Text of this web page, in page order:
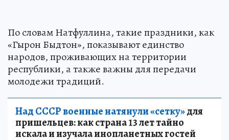
По словам Натфуллина, такие праздники, как
«Гырон Быдтон», показывают единство
народов, проживающих на территории
республики, а также важны для передачи
молодежи традиций.
Над СССР военные натянули «сетку»для
пришельцев: как страна 13 лет тайно
искала и изучала инопланетных гостей